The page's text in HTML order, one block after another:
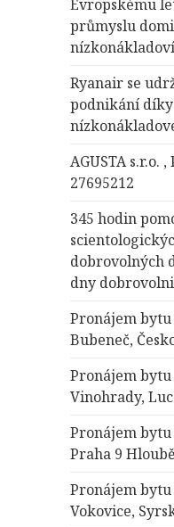
Evropskému
průmyslu
Ryanair se
podnikání
AGUSTA s.r.o.
27695212
345 hodin
dobrovolných
dny
Pronájem bytu
Bubeneč,
Pronájem bytu
Vinohrady,
Pronájem bytu
Praha 9
Pronájem bytu
Vokovice,